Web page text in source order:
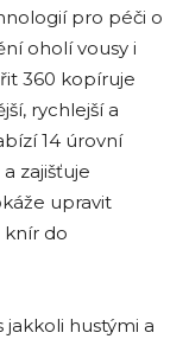
pro péči o
oholí vousy i
360 kopíruje
rychlejší a
14 úrovní
zajišťuje
upravit
knír do
jakkoli hustými a